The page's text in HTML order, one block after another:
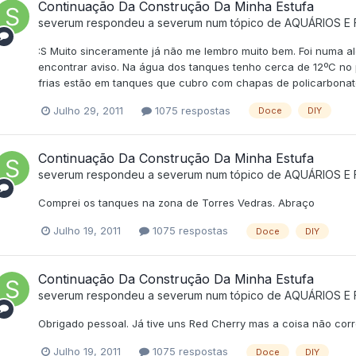
Continuação Da Construção Da Minha Estufa
severum respondeu a severum num tópico de AQUÁRIOS E
:S Muito sinceramente já não me lembro muito bem. Foi
encontrar aviso. Na água dos tanques tenho cerca de 12ºC
frias estão em tanques que cubro com chapas de
Julho 29, 2011 1075 respostas Doce DIY
Continuação Da Construção Da Minha Estufa
severum respondeu a severum num tópico de AQUÁRIOS E
Comprei os tanques na zona de Torres Vedras. Abraço
Julho 19, 2011 1075 respostas Doce DIY
Continuação Da Construção Da Minha Estufa
severum respondeu a severum num tópico de AQUÁRIOS E
Obrigado pessoal. Já tive uns Red Cherry mas a coisa não
Julho 19, 2011 1075 respostas Doce DIY